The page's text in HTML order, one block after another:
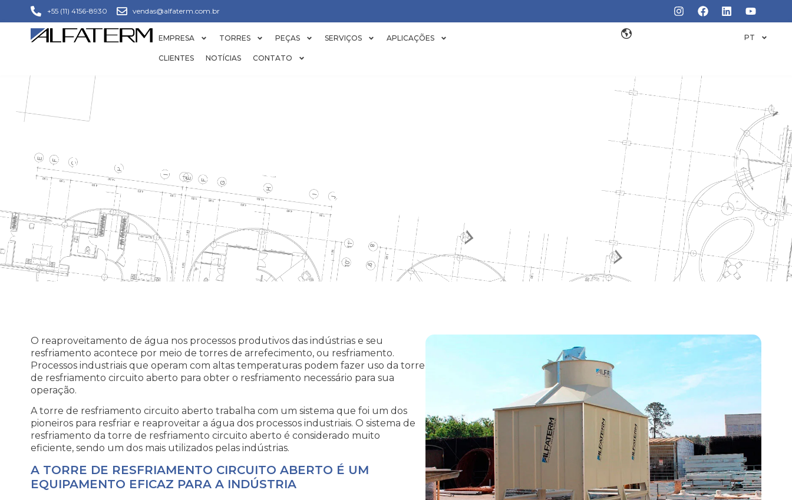
+55 (11) 4156-8930 vendas@alfaterm.com.br
EMPRESA TORRES PEÇAS SERVIÇOS APLICAÇÕES
CLIENTES NOTÍCIAS CONTATO
PT
TORRE DE RESFRIAMENTO CIRCUITO
ABERTO
O reaproveitamento de água nos processos produtivos das indústrias e seu
resfriamento acontece por meio de torres de arrefecimento, ou resfriamento.
Processos industriais que operam com altas temperaturas podem fazer uso da torre
de resfriamento circuito aberto para obter o resfriamento necessário para sua
operação.
A torre de resfriamento circuito aberto trabalha com um sistema que foi um dos
pioneiros para resfriar e reaproveitar a água dos processos industriais. O sistema de
resfriamento da torre de resfriamento circuito aberto é considerado muito
eficiente, sendo um dos mais utilizados pelas indústrias.
A TORRE DE RESFRIAMENTO CIRCUITO ABERTO É UM
EQUIPAMENTO EFICAZ PARA A INDÚSTRIA